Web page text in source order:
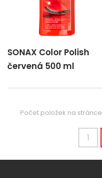
SONAX Color Polish
červená 500 ml
Počet položek na stránce
1